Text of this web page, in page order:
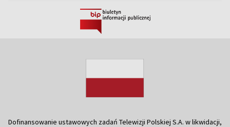
Dofinansowanie ustawowych zadań Telewizji Polskiej S.A. w likwidacji,